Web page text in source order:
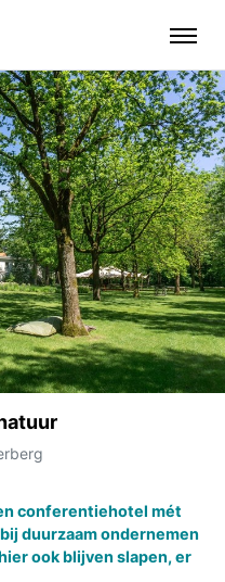
conferentiehotel mét
duurzaam ondernemen
ook blijven slapen, er